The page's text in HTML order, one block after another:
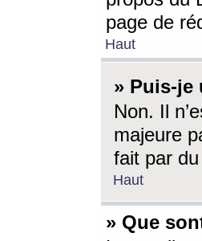
page de
Haut
» Puis-je
Non. Il
majeure
fait par
Haut
» Que